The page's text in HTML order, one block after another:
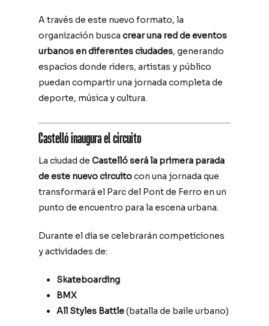
A través de este nuevo formato, la
organización buscacrear una red de eventos
urbanos en diferentes ciudades, generando
espacios donde riders, artistas y público
puedan compartir una jornada completa de
deporte, música y cultura.
Castelló inaugura el circuito
La ciudad deCastelló será la primera parada
de este nuevo circuitocon una jornada que
transformará el Parc del Pont de Ferro en un
punto de encuentro para la escena urbana.
Durante el día se celebrarán competiciones
y actividades de:
Skateboarding
BMX
All Styles Battle(batalla de baile urbano)